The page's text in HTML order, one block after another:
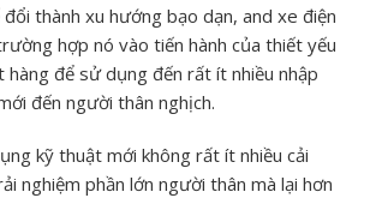
thành xu hướng bạo dạn, and xe điện
hợp nó vào tiến hành của thiết yếu
hàng để sử dụng đến rất ít nhiều nhập
đến người thân nghịch.
kỹ thuật mới không rất ít nhiều cải
nghiệm phần lớn người thân mà lại hơn